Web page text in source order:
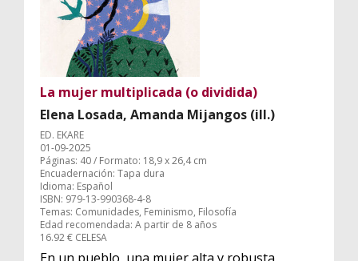
La mujer multiplicada (o dividida)
Elena Losada, Amanda Mijangos (ill.)
ED. EKARE
01-09-2025
Páginas: 40 / Formato: 18,9 x 26,4 cm
Encuadernación: Tapa dura
Idioma: Español
ISBN: 979-13-990368-4-8
Temas: Comunidades, Feminismo, Filosofía
Edad recomendada: A partir de 8 años
16.92 € CELESA